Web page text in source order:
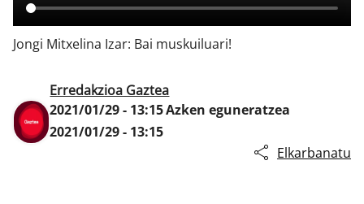
Jongi Mitxelina Izar: Bai muskuiluari!
Erredakzioa Gaztea
2021/01/29 - 13:15Azken eguneratzea
2021/01/29 - 13:15
Elkarbanatu